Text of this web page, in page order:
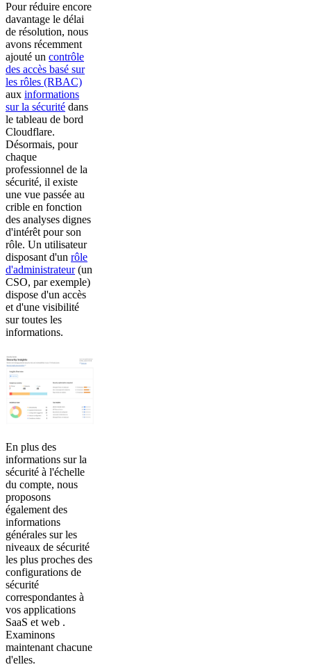
Pour réduire encore
davantage le délai
de résolution, nous
avons récemment
ajouté un contrôle
des accès basé sur
les rôles (RBAC)
aux informations
sur la sécurité dans
le tableau de bord
Cloudflare.
Désormais, pour
chaque
professionnel de la
sécurité, il existe
une vue passée au
crible en fonction
des analyses dignes
d'intérêt pour son
rôle. Un utilisateur
disposant d'un rôle
d'administrateur(un
CSO, par exemple)
dispose d'un accès
et d'une visibilité
sur toutes les
informations.
En plus des
informations sur la
sécurité à l'échelle
du compte, nous
proposons
également des
informations
générales sur les
niveaux de sécurité
les plus proches des
configurations de
sécurité
correspondantes à
vos applications
SaaS et web .
Examinons
maintenant chacune
d'elles.